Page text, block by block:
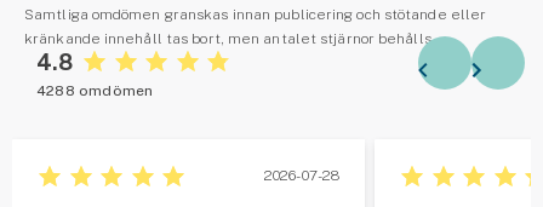
Samtliga omdömen granskas innan publicering och stötande eller
kränkande innehåll tas bort, men antalet stjärnor behålls.
4.8
4288 omdömen
2026-07-28